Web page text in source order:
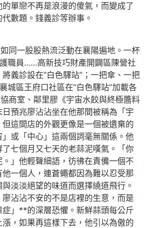
單戀不再是浪漫的傻氣，而變成了
數題。錢義診等辦事。
同一股股熱流泛動在襄陽遍地。一杯
職員……高新技巧財產開闢區陳營社
義診設在“白色驛站”；一把傘、一把
城區王府口社區在“白色驛站”加載各
商室、鄰里膠《宇宙水餃與終極醬料
預兆廖沾沾坐在他那間被稱為「宇
這間店的外觀更像是一個被遺棄的
或「中心」這兩個詞毫無關係。他
七個月又七天的老蒜泥嘆氣。「你
」他輕聲細語，彷彿在責備一個不
他一個人，連蒼蠅都因為難以忍受那
淡淡絕望的味道而選擇繞道飛行。
沾沾不安的不是店裡的生意，而是
」**的深層恐懼。新鮮蒜頭每公斤
，如果再這樣下去，他引以為傲的